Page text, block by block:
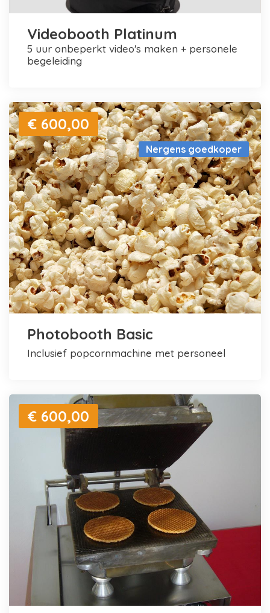
Videobooth Platinum
5 uur onbeperkt video's maken + personele
begeleiding
Nergens goedkoper
€ 600,00
Photobooth Basic
inclusief popcornmachine met personeel
€ 600,00